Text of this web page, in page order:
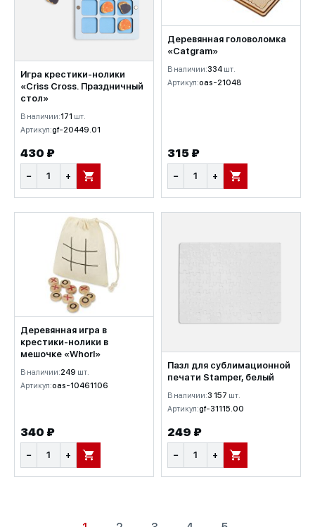
Игра крестики-нолики
«Criss Cross. Праздничный
стол»
В наличии:171 шт.
Артикул:gf-20449.01
430 ₽
− + В КОРЗИНУ
Деревянная головоломка
«Catgram»
В наличии:334 шт.
Артикул:oas-21048
315 ₽
− + В КОРЗИНУ
Деревянная игра в
крестики-нолики в
мешочке «Whorl»
В наличии:249 шт.
Артикул:oas-10461106
340 ₽
− + В КОРЗИНУ
Пазл для сублимационной
печати Stamper, белый
В наличии:3 157 шт.
Артикул:gf-31115.00
249 ₽
− + В КОРЗИНУ